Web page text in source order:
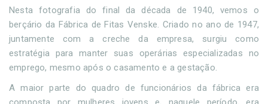
Nesta fotografia do final da década de 1940, vemos o
berçário da Fábrica de Fitas Venske. Criado no ano de 1947,
juntamente com a creche da empresa, surgiu como
estratégia para manter suas operárias especializadas no
emprego, mesmo após o casamento e a gestação.
A maior parte do quadro de funcionários da fábrica era